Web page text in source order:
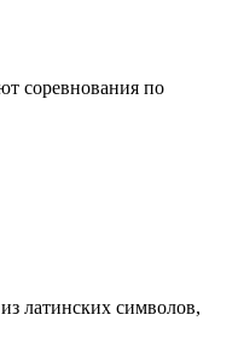
соревнования по
латинских символов,